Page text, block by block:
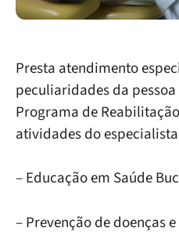
Presta atendimento
peculiaridades da
Programa de
atividades do
– Educação em Saúde
– Prevenção de doenças